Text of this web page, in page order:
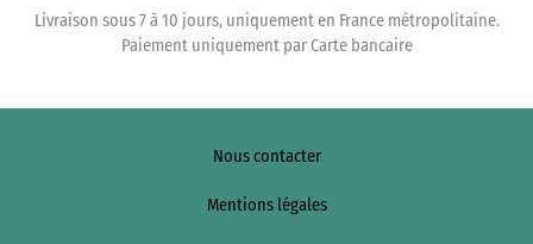
funéraires
de
Livraison sous 7 à 10 jours, uniquement en France métropolitaine.
Paiement uniquement par Carte bancaire
Nous contacter
Mentions légales